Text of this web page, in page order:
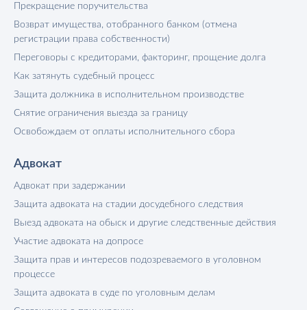
Прекращение поручительства
Возврат имущества, отобранного банком (отмена
регистрации права собственности)
Переговоры с кредиторами, факторинг, прощение долга
Как затянуть судебный процесс
Защита должника в исполнительном производстве
Снятие ограничения выезда за границу
Освобождаем от оплаты исполнительного сбора
Адвокат
Адвокат при задержании
Защита адвоката на стадии досудебного следствия
Выезд адвоката на обыск и другие следственные действия
Участие адвоката на допросе
Защита прав и интересов подозреваемого в уголовном
процессе
Защита адвоката в суде по уголовным делам